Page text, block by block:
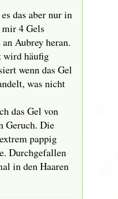
das aber nur in
4 Gels
Aubrey heran.
wird häufig
wenn das Gel
was nicht
das Gel von
Geruch. Die
pappig
Durchgefallen
in den Haaren